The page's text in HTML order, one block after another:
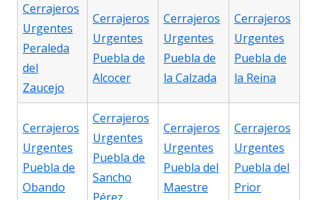
Cerrajeros
Urgentes
Peraleda
del
Zaucejo
Cerrajeros
Urgentes
Puebla de
Alcocer
Cerrajeros
Urgentes
Puebla de
la Calzada
Cerrajeros
Urgentes
Puebla de
la Reina
Cerrajeros
Urgentes
Puebla de
Obando
Cerrajeros
Urgentes
Puebla de
Sancho
Cerrajeros
Urgentes
Puebla del
Maestre
Cerrajeros
Urgentes
Puebla del
Prior